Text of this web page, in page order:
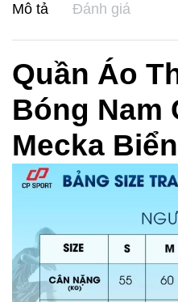
Mô tả Đánh giá
Quần Áo
Bóng Nam
Mecka Biển